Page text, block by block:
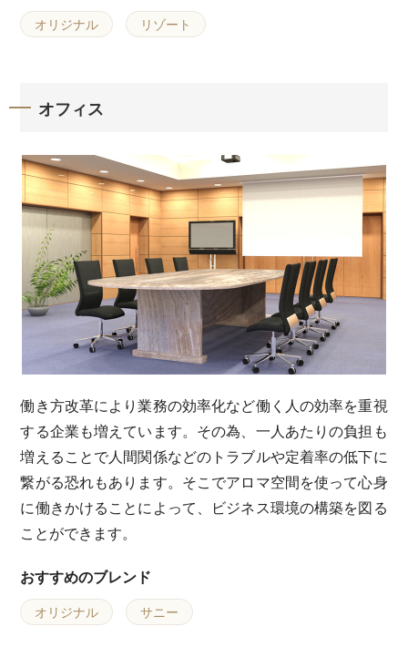
オリジナル リゾート
オフィス
働き方改革により業務の効率化など働く人の効率を重視
する企業も増えています。その為、一人あたりの負担も
増えることで人間関係などのトラブルや定着率の低下に
繋がる恐れもあります。そこでアロマ空間を使って心身
に働きかけることによって、ビジネス環境の構築を図る
ことができます。
おすすめのブレンド
オリジナル サニー